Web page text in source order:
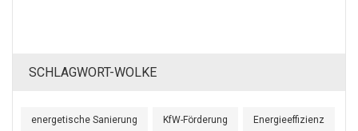
SCHLAGWORT-WOLKE
energetische Sanierung KfW-Förderung Energieeffizienz